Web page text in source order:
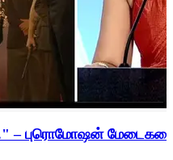
– புரொமோஷன்